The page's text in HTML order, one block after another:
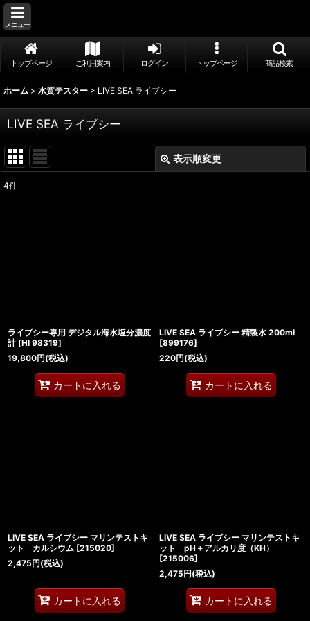
メニュー
トップページ ご利用案内 ログイン トップページ 商品検索
ホーム > 水質テスター > LIVE SEA ライブシー
LIVE SEA ライブシー
表示順変更
4件
ライブシー専用 デジタル海水塩分濃度
計 [HI 98319]
19,800円(税込)
カートに入れる
LIVE SEA ライブシー 精製水 200ml
[899176]
220円(税込)
カートに入れる
LIVE SEA ライブシー マリンテストキ
ット カルシウム [215020]
2,475円(税込)
カートに入れる
LIVE SEA ライブシー マリンテストキ
ット pH＋アルカリ度（KH）
[215006]
2,475円(税込)
カートに入れる